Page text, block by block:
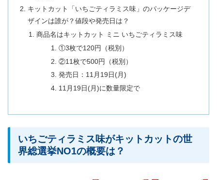
キットカット「いちごティラミス味」のパッケージデ
ザインは誰が？値段や発売日は？
商品名はキットカット ミニ いちごティラミス味
①3枚で120円（税別）
②11枚で500円（税別）
発売日：11月19日(月)
11月19日(月)に数量限定で
いちごティラミス味がキットカットの世
界総選挙NO1の概要は？